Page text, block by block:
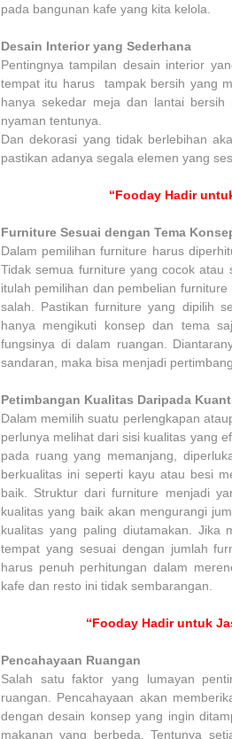
pada bangunan kafe yang kita kelola.
Desain Interior yang Sederhana
Pentingnya tampilan desain interior
tempat itu harus tampak bersih yang
hanya sekedar meja dan lantai
nyaman tentunya.
Dan dekorasi yang tidak berlebihan
pastikan adanya segala elemen yang
“Fooday Hadir
Furniture Sesuai dengan Tema
Dalam pemilihan furniture harus
Tidak semua furniture yang cocok
itulah pemilihan dan pembelian
salah. Pastikan furniture yang dipilih
hanya mengikuti konsep dan tema
fungsinya di dalam ruangan.
sandaran, maka bisa menjadi
Petimbangan Kualitas Daripada
Dalam memilih suatu perlengkapan
perlunya melihat dari sisi kualitas yang
pada ruang yang memanjang,
berkualitas ini seperti kayu atau besi
baik. Struktur dari furniture menjadi
kualitas yang baik akan mengurangi
kualitas yang paling diutamakan. Jika
tempat yang sesuai dengan jumlah
harus penuh perhitungan dalam
kafe dan resto ini tidak sembarangan.
“Fooday Hadir untuk
Pencahayaan Ruangan
Salah satu faktor yang lumayan
ruangan. Pencahayaan akan
dengan desain konsep yang ingin
makanan yang berbeda. Tentunya